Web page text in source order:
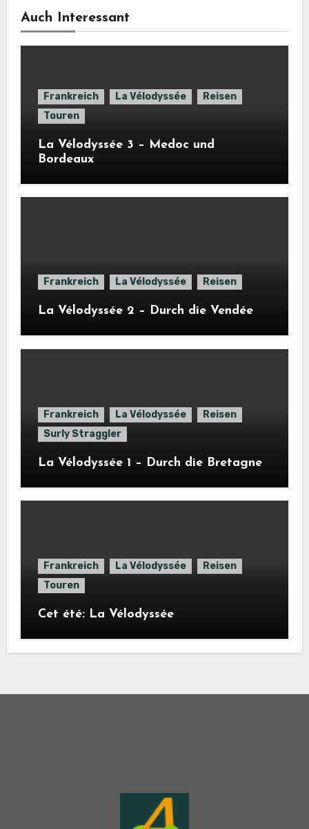
Auch Interessant
Frankreich La Vélodyssée
Reisen
Touren
La Vélodyssée 3 – Medoc und
Bordeaux
Frankreich La Vélodyssée Reisen
La Vélodyssée 2 – Durch die Vendée
Frankreich La Vélodyssée
Reisen
Surly Straggler
La Vélodyssée 1 – Durch die Bretagne
Frankreich La Vélodyssée
Reisen
Touren
Cet été: La Vélodyssée